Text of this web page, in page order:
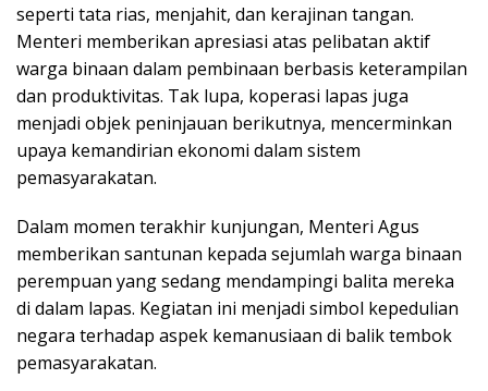
seperti tata rias, menjahit, dan kerajinan tangan.
Menteri memberikan apresiasi atas pelibatan aktif
warga binaan dalam pembinaan berbasis keterampilan
dan produktivitas. Tak lupa, koperasi lapas juga
menjadi objek peninjauan berikutnya, mencerminkan
upaya kemandirian ekonomi dalam sistem
pemasyarakatan.
Dalam momen terakhir kunjungan, Menteri Agus
memberikan santunan kepada sejumlah warga binaan
perempuan yang sedang mendampingi balita mereka
di dalam lapas. Kegiatan ini menjadi simbol kepedulian
negara terhadap aspek kemanusiaan di balik tembok
pemasyarakatan.